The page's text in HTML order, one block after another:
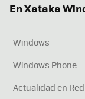
En Xataka
Windows
Windows Phone
Actualidad en